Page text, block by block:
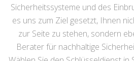
Sicherheitssysteme und des
es uns zum Ziel gesetzt, Ihnen
zur Seite zu stehen, sondern
Berater für nachhaltige